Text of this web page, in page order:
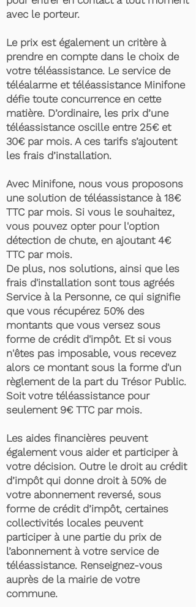
avec le porteur.
Le prix est également un critère à
prendre en compte dans le choix de
votre téléassistance. Le service de
téléalarme et téléassistance Minifone
défie toute concurrence en cette
matière. D’ordinaire, les prix d’une
téléassistance oscille entre 25€ et
30€ par mois. A ces tarifs s’ajoutent
les frais d’installation.
Avec Minifone, nous vous proposons
une solution de téléassistance à 18€
TTC par mois. Si vous le souhaitez,
vous pouvez opter pour l'option
détection de chute, en ajoutant 4€
TTC par mois.
De plus, nos solutions, ainsi que les
frais d'installation sont tous agréés
Service à la Personne, ce qui signifie
que vous récupérez 50% des
montants que vous versez sous
forme de crédit d'impôt. Et si vous
n'êtes pas imposable, vous recevez
alors ce montant sous la forme d'un
règlement de la part du Trésor Public.
Soit votre téléassistance pour
seulement 9€ TTC par mois.
Les aides financières peuvent
également vous aider et participer à
votre décision. Outre le droit au crédit
d’impôt qui donne droit à 50% de
votre abonnement reversé, sous
forme de crédit d’impôt, certaines
collectivités locales peuvent
participer à une partie du prix de
l’abonnement à votre service de
téléassistance. Renseignez-vous
auprès de la mairie de votre
commune.